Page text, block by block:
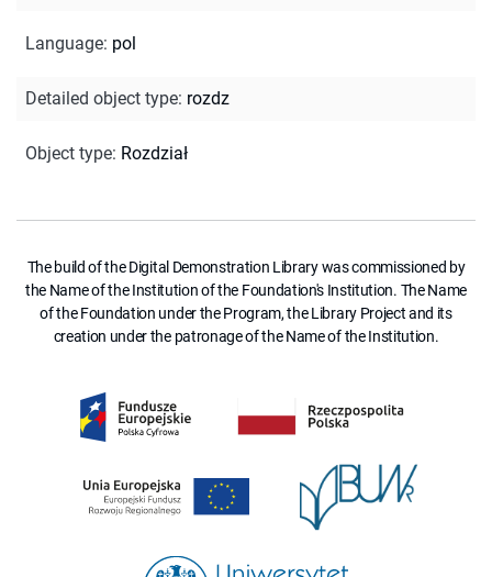
Language: pol
Detailed object type: rozdz
Object type: Rozdział
The build of the Digital Demonstration Library was commissioned by
the Name of the Institution of the Foundation's Institution. The Name
of the Foundation under the Program, the Library Project and its
creation under the patronage of the Name of the Institution.